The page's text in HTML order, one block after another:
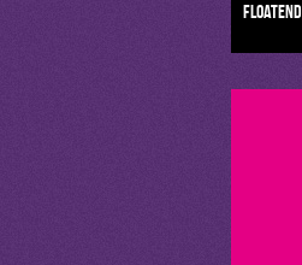
floatend